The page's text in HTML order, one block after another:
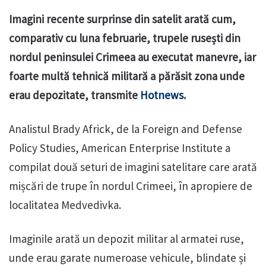
Imagini recente surprinse din satelit arată cum,
comparativ cu luna februarie, trupele rusești din
nordul peninsulei Crimeea au executat manevre, iar
foarte multă tehnică militară a părăsit zona unde
erau depozitate, transmite Hotnews.
Analistul Brady Africk, de la Foreign and Defense
Policy Studies, American Enterprise Institute a
compilat două seturi de imagini satelitare care arată
mișcări de trupe în nordul Crimeei, în apropiere de
localitatea Medvedivka.
Imaginile arată un depozit militar al armatei ruse,
unde erau garate numeroase vehicule, blindate și